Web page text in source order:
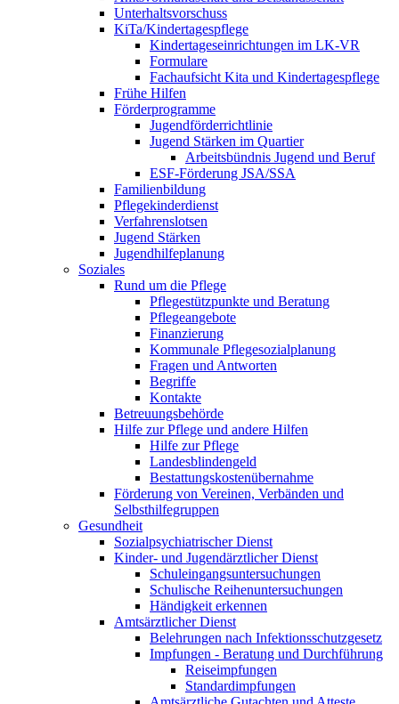
Unterhaltsvorschuss
KiTa/Kindertagespflege
Kindertages­einrichtungen im LK-VR
Formulare
Fachaufsicht Kita und Kindertagespflege
Frühe Hilfen
Förderprogramme
Jugendförderrichtlinie
Jugend Stärken im Quartier
Arbeitsbündnis Jugend und Beruf
ESF-Förderung JSA/SSA
Familienbildung
Pflegekinderdienst
Verfahrenslotsen
Jugend Stärken
Jugendhilfeplanung
Soziales
Rund um die Pflege
Pflegestützpunkte und Beratung
Pflegeangebote
Finanzierung
Kommunale Pflegesozialplanung
Fragen und Antworten
Begriffe
Kontakte
Betreuungsbehörde
Hilfe zur Pflege und andere Hilfen
Hilfe zur Pflege
Landesblindengeld
Bestattungskosten­übernahme
Förderung von Vereinen, Verbänden und
Selbsthilfegruppen
Gesundheit
Sozialpsychiatrischer Dienst
Kinder- und Jugendärztlicher Dienst
Schuleingangsuntersuchungen
Schulische Reihenuntersuchungen
Händigkeit erkennen
Amtsärztlicher Dienst
Belehrungen nach Infektionsschutzgesetz
Impfungen - Beratung und Durchführung
Reiseimpfungen
Standardimpfungen